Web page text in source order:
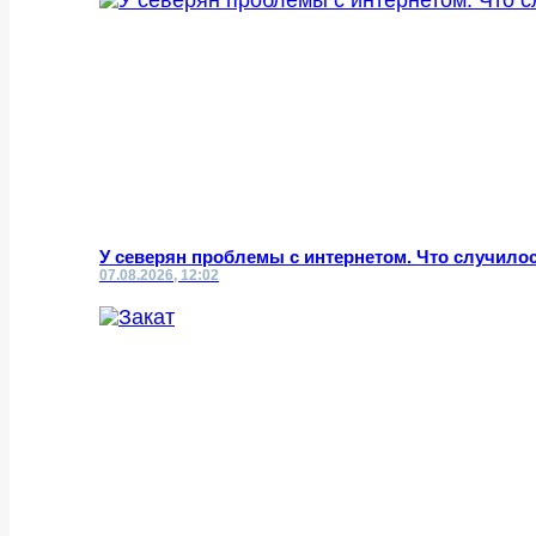
У северян проблемы с интернетом. Что
07.08.2026, 12:02